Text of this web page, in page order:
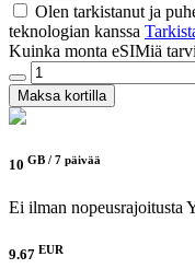
Olen tarkistanut ja
teknologian kanssa
Kuinka monta eSIMiä
Maksa kortilla
10 GB / 7 päivää
Ei ilman nopeusrajoitusta
9.67 EUR